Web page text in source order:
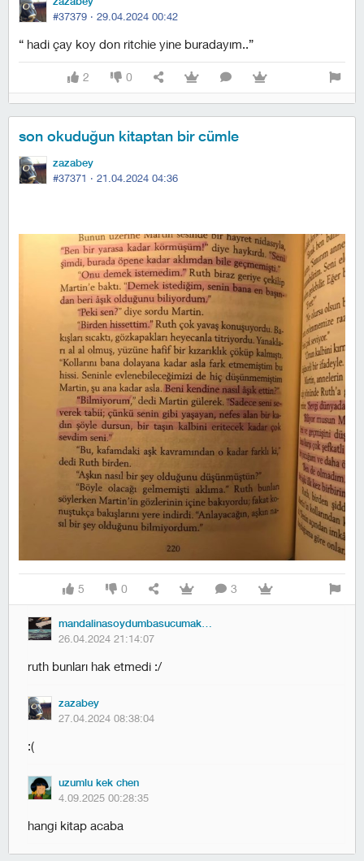
#37379 · 29.04.2024 00:42
“ hadi çay koy don ritchie yine buradayım..”
2 0
son okuduğun kitaptan bir cümle
zazabey
#37371 · 21.04.2024 04:36
5 0 3
26.04.2024 21:14:07
ruth bunları hak etmedi :/
zazabey
27.04.2024 08:38:04
:(
uzumlu kek chen
4.09.2025 00:28:35
hangi kitap acaba